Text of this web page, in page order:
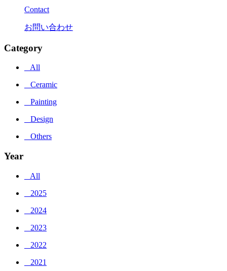
Contact
お問い合わせ
Category
_ All
_ Ceramic
_ Painting
_ Design
_ Others
Year
_ All
_ 2025
_ 2024
_ 2023
_ 2022
_ 2021